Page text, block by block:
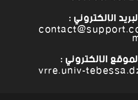
الإلكتروني :
الإلكتروني :
vrre.univ-